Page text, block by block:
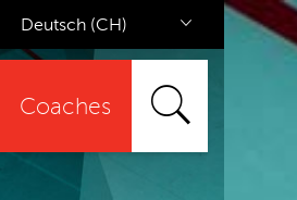
Deutsch (CH)
Coaches